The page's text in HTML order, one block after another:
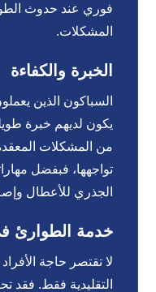
فوري عند حدوث
المشكلات.
الخبرة والكفاءة
السباكون الذين
يكون لديهم خبرة
من المشكلات
تواجهها، فبفضل
الجذري للأعطال
خدمة الطوارئ
لا تقتصر حاجة
التقليدية فقط.